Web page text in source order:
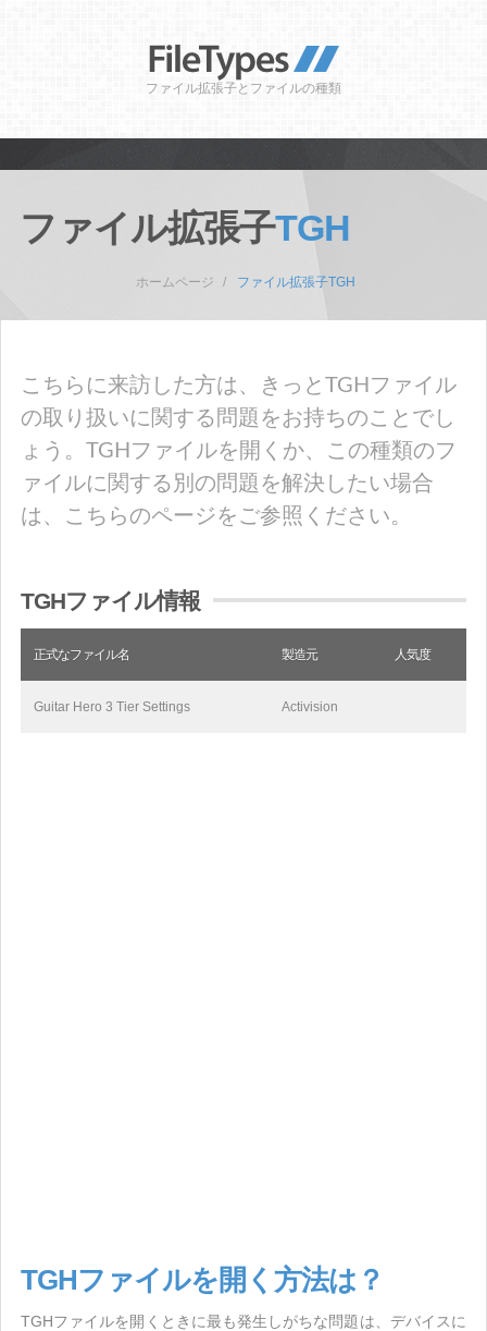
ファイル拡張子とファイルの種類
ファイル拡張子TGH
ホームページ ファイル拡張子TGH
こちらに来訪した方は、きっとTGHファイル
の取り扱いに関する問題をお持ちのことでし
ょう。TGHファイルを開くか、この種類のフ
ァイルに関する別の問題を解決したい場合
は、こちらのページをご参照ください。
TGHファイル情報
正式なファイル名 製造元 人気度
Guitar Hero 3 Tier Settings Activision
TGHファイルを開く方法は？
TGHファイルを開くときに最も発生しがちな問題は、デバイスに